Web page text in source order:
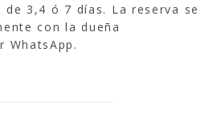
de 3,4 ó 7 días. La reserva se
con la dueña
WhatsApp.